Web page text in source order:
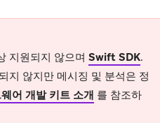
지원되지 않으며 Swift SDK.
지 않지만 메시징 및 분석은 정
어 개발 키트 소개 를 참조하